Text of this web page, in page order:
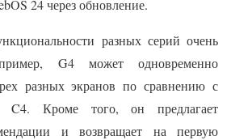
24 через обновление.
разных серий очень
G4 может одновременно
разных экранов по сравнению с
C4. Кроме того, он предлагает
и возвращает на первую